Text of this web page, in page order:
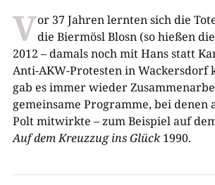
Vor 37 Jahren lernten sich die
die Biermösl Blosn (so hießen
2012 – damals noch mit Hans statt
Anti-AKW-Protesten in Wackersdorf
gab es immer wieder
gemeinsame Programme, bei denen
Polt mitwirkte – zum Beispiel auf
Auf demKreuzzug ins Glück1990.